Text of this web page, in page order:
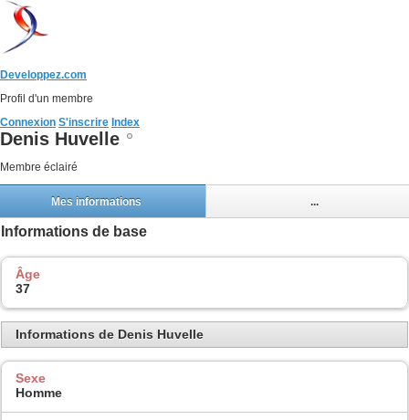
Developpez.com
Profil d'un membre
Connexion S'inscrire Index
Denis Huvelle
Membre éclairé
Mes informations ...
Informations de base
Âge
37
Informations de Denis Huvelle
Sexe
Homme